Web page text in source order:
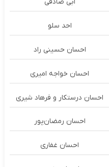
ابی صادقی
احد سلو
احسان حسینی راد
احسان خواجه امیری
احسان درستكار و فرهاد شيرى
احسان رمضان‌پور
احسان غفاری